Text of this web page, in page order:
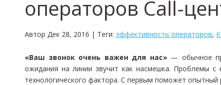
ВОЗМОЖНОСТИ
операторов Call-
Автор Дек 28, 2016 | Теги: эффективность операторов,
«Ваш звонок очень важен для нас»— обычное
ожидания на линии звучит как насмешка. Проблемы с
технологического фактора. С первым поможет